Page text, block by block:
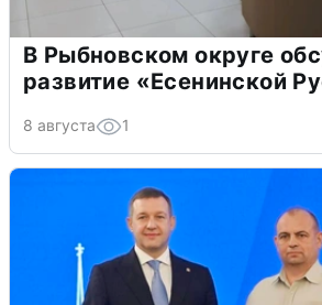
В Рыбновском округе
развитие «Есенинской
8 августа 1